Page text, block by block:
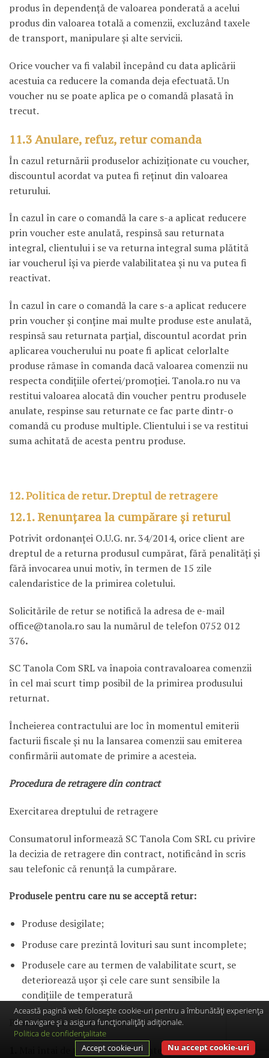
produs în dependenţă de valoarea ponderată a acelui
produs din valoarea totală a comenzii, excluzând taxele
de transport, manipulare şi alte servicii.
Orice voucher va fi valabil începând cu data aplicării
acestuia ca reducere la comanda deja efectuată. Un
voucher nu se poate aplica pe o comandă plasată în
trecut.
11.3 Anulare, refuz, retur comanda
În cazul returnării produselor achiziţionate cu voucher,
discountul acordat va putea fi reţinut din valoarea
returului.
În cazul în care o comandă la care s-a aplicat reducere
prin voucher este anulată, respinsă sau returnata
integral, clientului i se va returna integral suma plătită
iar voucherul îşi va pierde valabilitatea şi nu va putea fi
reactivat.
În cazul în care o comandă la care s-a aplicat reducere
prin voucher şi conţine mai multe produse este anulată,
respinsă sau returnata parţial, discountul acordat prin
aplicarea voucherului nu poate fi aplicat celorlalte
produse rămase în comanda dacă valoarea comenzii nu
respecta condiţiile ofertei/promoţiei. Tanola.ro nu va
restitui valoarea alocată din voucher pentru produsele
anulate, respinse sau returnate ce fac parte dintr-o
comandă cu produse multiple. Clientului i se va restitui
suma achitată de acesta pentru produse.
12. Politica de retur. Dreptul de retragere
12.1. Renunţarea la cumpărare și returul
Potrivit ordonanței O.U.G. nr. 34/2014, orice client are
dreptul de a returna produsul cumpărat, fără penalități și
fără invocarea unui motiv, în termen de 15 zile
calendaristice de la primirea coletului.
Solicitările de retur se notifică la adresa de e-mail
office@tanola.ro sau la numărul de telefon 0752 012
376.
SC Tanola Com SRL va înapoia contravaloarea comenzii
în cel mai scurt timp posibil de la primirea produsului
returnat.
Încheierea contractului are loc în momentul emiterii
facturii fiscale şi nu la lansarea comenzii sau emiterea
confirmării automate de primire a acesteia.
Procedura de retragere din contract
Exercitarea dreptului de retragere
Consumatorul informează SC Tanola Com SRL cu privire
la decizia de retragere din contract, notificând în scris
sau telefonic că renunță la cumpărare.
Produsele pentru care nu se acceptă retur:
Produse desigilate;
Produse care prezintă lovituri sau sunt incomplete;
Produsele care au termen de valabilitate scurt, se
deteriorează ușor și cele care sunt sensibile la
condițiile de temperatură
Procedura de retur
Mai întai de toate, se va face intenția de retur printr-o
Această pagină web folosește cookie-uri pentru a îmbunătăți experiența
de navigare și a asigura funcționalițăți adiționale.
Politica de confidențalitate
Nu accept cookie-uri
Accept cookie-uri